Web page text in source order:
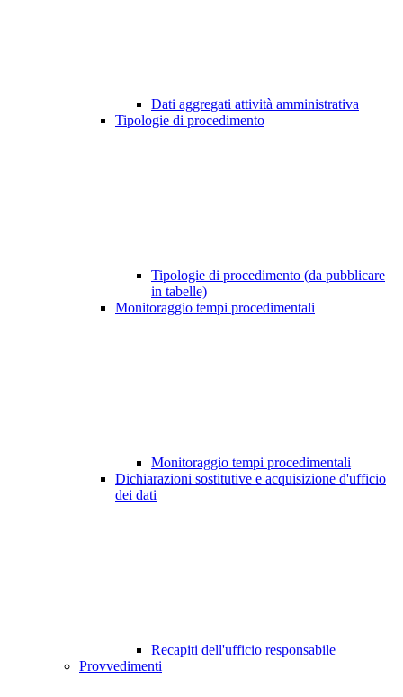
Dati aggregati attività amministrativa
Tipologie di procedimento
Tipologie di procedimento (da pubblicare
in tabelle)
Monitoraggio tempi procedimentali
Monitoraggio tempi procedimentali
Dichiarazioni sostitutive e acquisizione d'ufficio
dei dati
Recapiti dell'ufficio responsabile
Provvedimenti